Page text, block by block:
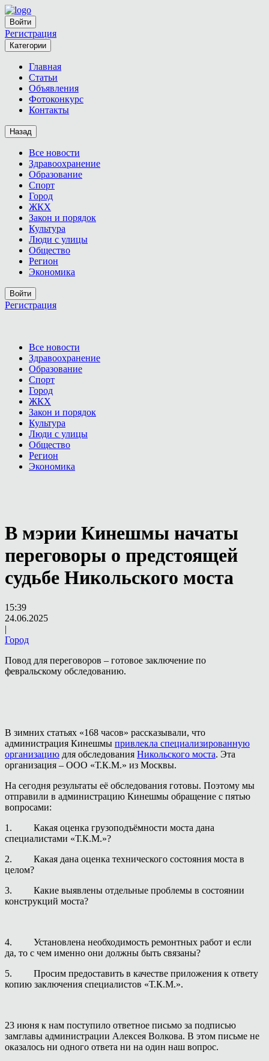
Войти
Регистрация
Категории
Главная
Статьи
Объявления
Фотоконкурс
Контакты
Назад
Все новости
Здравоохранение
Образование
Спорт
Город
ЖКХ
Закон и порядок
Культура
Люди с улицы
Общество
Регион
Экономика
Войти
Регистрация
Все новости
Здравоохранение
Образование
Спорт
Город
ЖКХ
Закон и порядок
Культура
Люди с улицы
Общество
Регион
Экономика
В мэрии Кинешмы начаты
переговоры о предстоящей
судьбе Никольского моста
15:39
24.06.2025
|
Город
Повод для переговоров – готовое заключение по
февральскому обследованию.
В зимних статьях «168 часов» рассказывали, что
администрация Кинешмы привлекла специализированную
организацию для обследования Никольского моста. Эта
организация – ООО «Т.К.М.» из Москвы.
На сегодня результаты её обследования готовы. Поэтому мы
отправили в администрацию Кинешмы обращение с пятью
вопросами:
1. Какая оценка грузоподъёмности моста дана
специалистами «Т.К.М.»?
2. Какая дана оценка технического состояния моста в
целом?
3. Какие выявлены отдельные проблемы в состоянии
конструкций моста?
4. Установлена необходимость ремонтных работ и если
да, то с чем именно они должны быть связаны?
5. Просим предоставить в качестве приложения к ответу
копию заключения специалистов «Т.К.М.».
23 июня к нам поступило ответное письмо за подписью
замглавы администрации Алексея Волкова. В этом письме не
оказалось ни одного ответа ни на один наш вопрос.